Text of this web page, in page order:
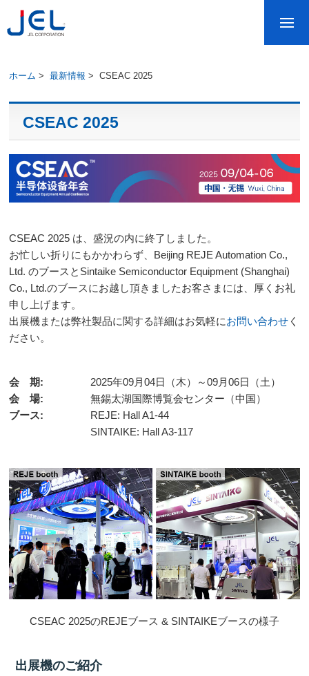
ホーム > 最新情報 > CSEAC 2025
CSEAC 2025
CSEAC 2025 は、盛況の内に終了しました。
お忙しい折りにもかかわらず、Beijing REJE Automation Co.,
Ltd. のブースとSintaike Semiconductor Equipment (Shanghai)
Co., Ltd.のブースにお越し頂きましたお客さまには、厚くお礼
申し上げます。
出展機または弊社製品に関する詳細はお気軽にお問い合わせ く
ださい。
会 期
2025年09月04日（木）～09月06日（土）
会 場
無錫太湖国際博覧会センター（中国）
ブース
REJE: Hall A1-44
SINTAIKE: Hall A3-117
CSEAC 2025のREJEブース & SINTAIKEブースの様子
出展機のご紹介